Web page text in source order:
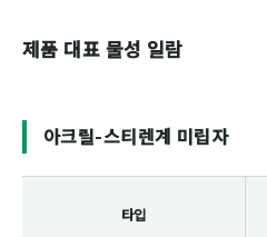
제품 대표 물성 일람
아크릴-스티렌계 미립자
타입